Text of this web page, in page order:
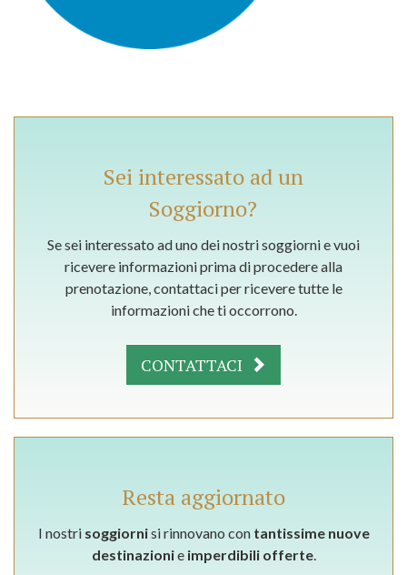
Sei interessato ad un
Soggiorno?
Se sei interessato ad uno dei nostri soggiorni e vuoi
ricevere informazioni prima di procedere alla
prenotazione, contattaci per ricevere tutte le
informazioni che ti occorrono.
CONTATTACI
Resta aggiornato
I nostri soggiornisi rinnovano con tantissime nuove
destinazionie imperdibili offerte.